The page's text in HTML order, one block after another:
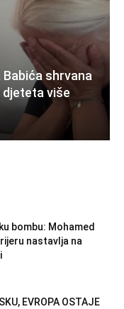
shrvana
djeteta više
bombu: Mohamed
nastavlja na
EVROPA OSTAJE